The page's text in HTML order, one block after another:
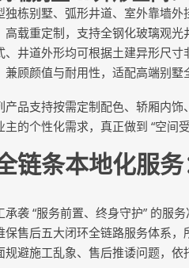
别墅、弧形井道、室外靠墙外
载重定制，支持全钢化玻璃观
、井道外形均可根据土建异形尺
兼顾颜值与耐用性，适配高端别墅
支持按需定制配色、轿厢内饰
的个性化需求，真正做到 “空间
条本地化服务
袭 “服务前置、终身守护” 的服
售后五大闭环全链路服务体系
避施工乱象、售后推诿问题，依